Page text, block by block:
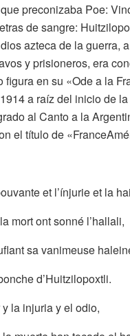
preconizaba Poe:
de sangre:
azteca de la guerra,
y prisioneros, era
figura en su «Ode a la
a raíz del inicio de
al Canto a la
el título de
et l’ínjurie et la
mort ont sonné l’hallali,
sa vanimeuse
d’Huitzilopoxtli.
la injuria y el odio,